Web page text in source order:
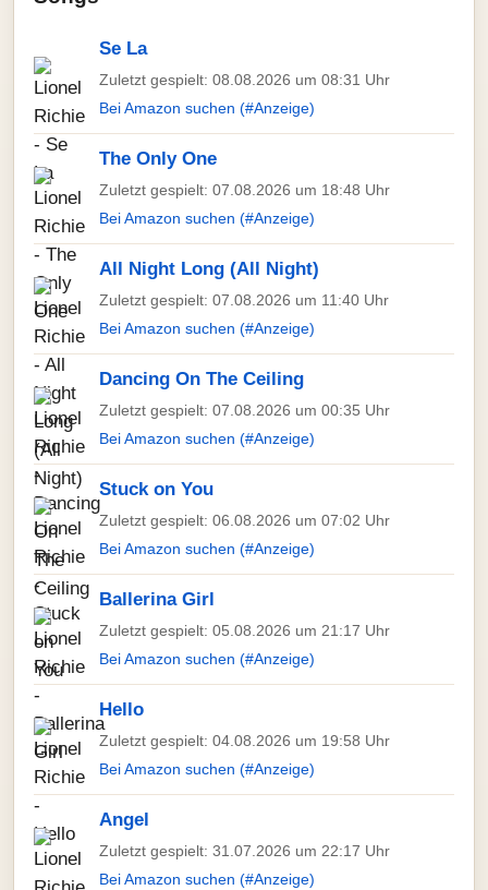
Se La
Zuletzt gespielt: 08.08.2026 um 08:31 Uhr
Bei Amazon suchen (#Anzeige)
The Only One
Zuletzt gespielt: 07.08.2026 um 18:48 Uhr
Bei Amazon suchen (#Anzeige)
All Night Long (All Night)
Zuletzt gespielt: 07.08.2026 um 11:40 Uhr
Bei Amazon suchen (#Anzeige)
Dancing On The Ceiling
Zuletzt gespielt: 07.08.2026 um 00:35 Uhr
Bei Amazon suchen (#Anzeige)
Stuck on You
Zuletzt gespielt: 06.08.2026 um 07:02 Uhr
Bei Amazon suchen (#Anzeige)
Ballerina Girl
Zuletzt gespielt: 05.08.2026 um 21:17 Uhr
Bei Amazon suchen (#Anzeige)
Hello
Zuletzt gespielt: 04.08.2026 um 19:58 Uhr
Bei Amazon suchen (#Anzeige)
Angel
Zuletzt gespielt: 31.07.2026 um 22:17 Uhr
Bei Amazon suchen (#Anzeige)